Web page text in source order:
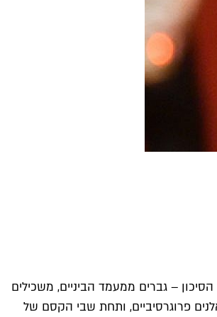
– גברים ממעמד הביניים, משכילים
פרוגרסיביים, ותחת שבי הקסם של